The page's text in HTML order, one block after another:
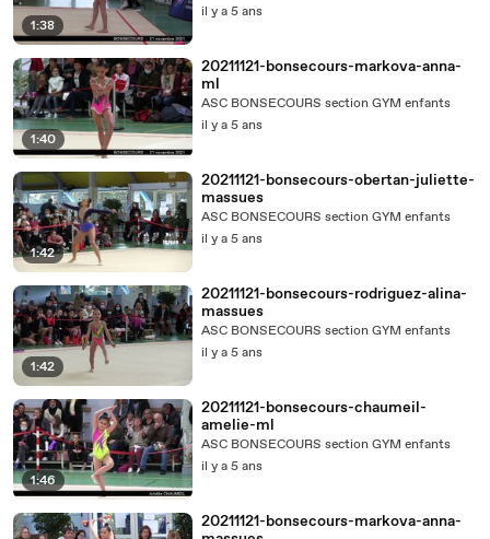
1:38
il y a 5 ans
1:40
20211121-bonsecours-markova-anna-
ml
ASC BONSECOURS section GYM enfants
il y a 5 ans
1:42
20211121-bonsecours-obertan-juliette-
massues
ASC BONSECOURS section GYM enfants
il y a 5 ans
1:42
20211121-bonsecours-rodriguez-alina-
massues
ASC BONSECOURS section GYM enfants
il y a 5 ans
1:46
20211121-bonsecours-chaumeil-
amelie-ml
ASC BONSECOURS section GYM enfants
il y a 5 ans
20211121-bonsecours-markova-anna-